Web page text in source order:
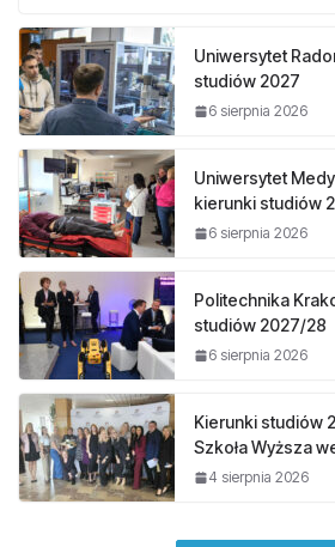
Uniwersytet
studiów 2027
6 sierpnia 2026
Uniwersytet
kierunki studiów
6 sierpnia 2026
Politechnika
studiów 2027/28
6 sierpnia 2026
Kierunki studiów
Szkoła Wyższa
4 sierpnia 2026